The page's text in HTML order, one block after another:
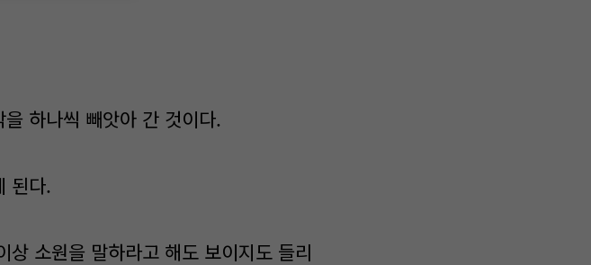
하나씩 빼앗아 간 것이다.
된다.
소원을 말하라고 해도 보이지도 들리